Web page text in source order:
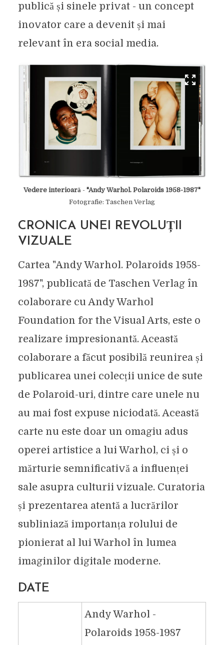
publică și sinele privat - un concept
inovator care a devenit și mai
relevant în era social media.
Vedere interioară - "Andy Warhol. Polaroids 1958-1987"
Fotografie: Taschen Verlag
CRONICA UNEI REVOLUȚII
VIZUALE
Cartea "Andy Warhol. Polaroids 1958-
1987", publicată de Taschen Verlag în
colaborare cu Andy Warhol
Foundation for the Visual Arts, este o
realizare impresionantă. Această
colaborare a făcut posibilă reunirea și
publicarea unei colecții unice de sute
de Polaroid-uri, dintre care unele nu
au mai fost expuse niciodată. Această
carte nu este doar un omagiu adus
operei artistice a lui Warhol, ci și o
mărturie semnificativă a influenței
sale asupra culturii vizuale. Curatoria
și prezentarea atentă a lucrărilor
subliniază importanța rolului de
pionierat al lui Warhol în lumea
imaginilor digitale moderne.
DATE
Andy Warhol -
Polaroids 1958-1987